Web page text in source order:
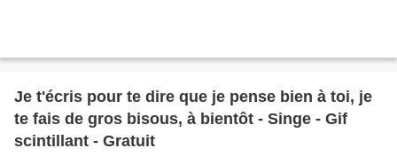
Je t'écris pour te dire que je pense bien à toi, je
te fais de gros bisous, à bientôt - Singe - Gif
scintillant - Gratuit